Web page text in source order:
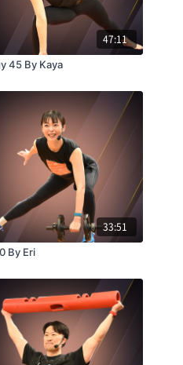
47:11
45 By Kaya
33:51
By Eri